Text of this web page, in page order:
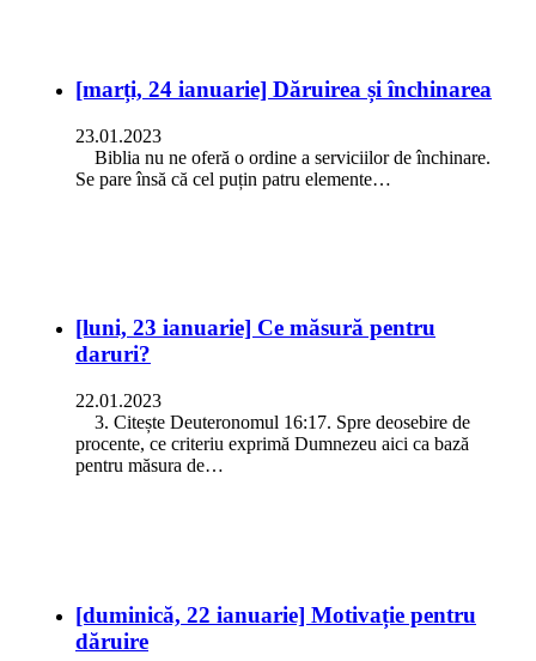
[marți, 24 ianuarie] Dăruirea și închinarea
23.01.2023
Biblia nu ne oferă o ordine a serviciilor de închinare.
Se pare însă că cel puțin patru elemente…
[luni, 23 ianuarie] Ce măsură pentru
daruri?
22.01.2023
3. Citește Deuteronomul 16:17. Spre deosebire de
procente, ce criteriu exprimă Dumnezeu aici ca bază
pentru măsura de…
[duminică, 22 ianuarie] Motivație pentru
dăruire